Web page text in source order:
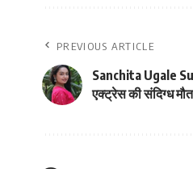
PREVIOUS ARTICLE
Sanchita Ugale
एक्ट्रेस की संदिग्ध